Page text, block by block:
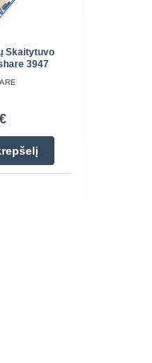
Skaitytuvo
3947